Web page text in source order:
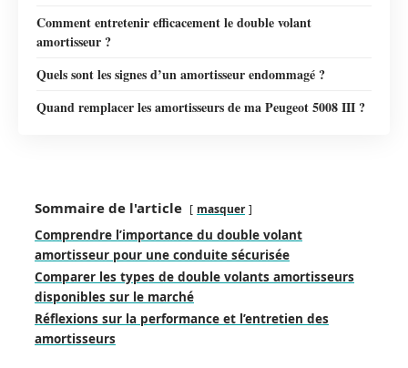
Comment entretenir efficacement le double volant
amortisseur ?
Quels sont les signes d’un amortisseur endommagé ?
Quand remplacer les amortisseurs de ma Peugeot 5008 III ?
Sommaire de l'article masquer
Comprendre l’importance du double volant
amortisseur pour une conduite sécurisée
Comparer les types de double volants amortisseurs
disponibles sur le marché
Réflexions sur la performance et l’entretien des
amortisseurs